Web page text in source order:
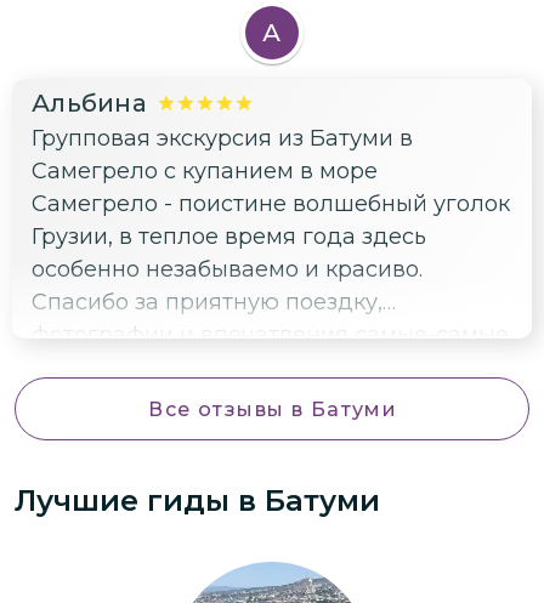
фактов о Грузии. Благодарим, нас всё
А
Альбина
Групповая экскурсия из Батуми в
Самегрело с купанием в море
Самегрело - поистине волшебный уголок
Грузии, в теплое время года здесь
особенно незабываемо и красиво.
Спасибо за приятную поездку,
фотографии и впечатления самые-самые
порекомендовать друзьям.
Все отзывы в Батуми
Лучшие гиды в Батуми